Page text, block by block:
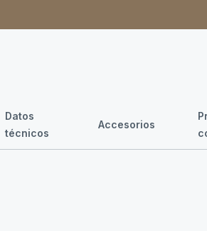
Datos
técnicos
Accesorios